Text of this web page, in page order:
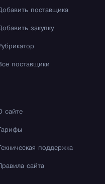
поставщика
закупку
поставщики
сайте
Тарифы
Техническая поддержка
Правила сайта